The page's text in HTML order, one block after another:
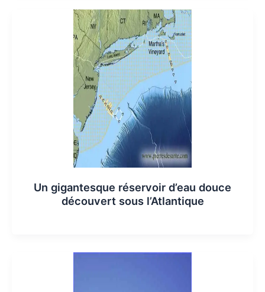
Un gigantesque réservoir d’eau douce
découvert sous l’Atlantique